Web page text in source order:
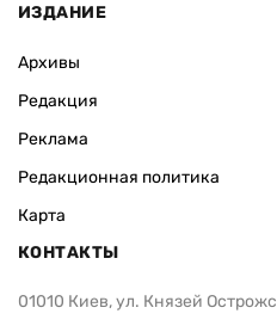
ИЗДАНИЕ
Архивы
Редакция
Реклама
Редакционная политика
Карта
КОНТАКТЫ
01010 Киев, ул. Князей